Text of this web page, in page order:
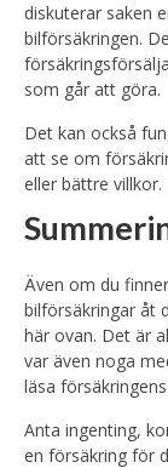
diskuterar saken
bilförsäkringen.
som går att göra.
Det kan också
att se om
eller bättre villkor.
Även om du
bilförsäkringar åt
här ovan. Det är
var även noga
läsa
Anta ingenting,
en försäkring för